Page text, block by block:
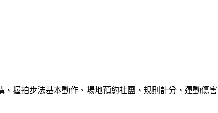
握拍步法基本動作、場地預約社團、規則計分、運動傷害